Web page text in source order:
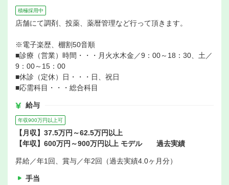
積極採用中
店舗にて調剤、投薬、薬暦管理など行って頂きます。
※電子楽歴、棚割50音順
■診療（営業）時間・・・月火水木金／9：00～18：30、土／
9：00～15：00
■休診（定休）日・・・日、祝日
■応需科目・・・総合科目
給与
年収900万円以上可
【月収】37.5万円～62.5万円以上
【年収】600万円～900万円以上 モデル 過去実績
昇給／年1回、賞与／年2回（過去実績4.0ヶ月分）
手当